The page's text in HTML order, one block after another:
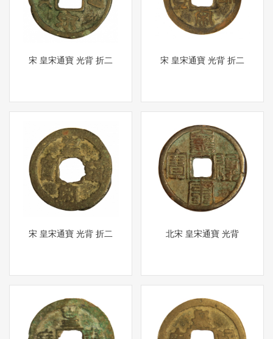
宋 皇宋通寶 光背 折二 宋 皇宋通寶 光背 折二
宋 皇宋通寶 光背 折二 北宋 皇宋通寶 光背